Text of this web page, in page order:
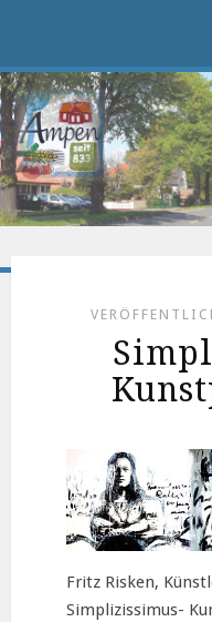
Fritz Risken,
Simplizissimus-